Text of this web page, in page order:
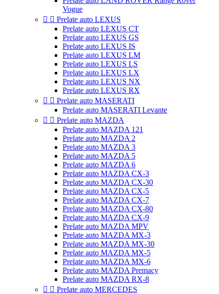
Vogue
  Prelate auto LEXUS
Prelate auto LEXUS CT
Prelate auto LEXUS GS
Prelate auto LEXUS IS
Prelate auto LEXUS LM
Prelate auto LEXUS LS
Prelate auto LEXUS LX
Prelate auto LEXUS NX
Prelate auto LEXUS RX
  Prelate auto MASERATI
Prelate auto MASERATI Levante
  Prelate auto MAZDA
Prelate auto MAZDA 121
Prelate auto MAZDA 2
Prelate auto MAZDA 3
Prelate auto MAZDA 5
Prelate auto MAZDA 6
Prelate auto MAZDA CX-3
Prelate auto MAZDA CX-30
Prelate auto MAZDA CX-5
Prelate auto MAZDA CX-7
Prelate auto MAZDA CX-80
Prelate auto MAZDA CX-9
Prelate auto MAZDA MPV
Prelate auto MAZDA MX-3
Prelate auto MAZDA MX-30
Prelate auto MAZDA MX-5
Prelate auto MAZDA MX-6
Prelate auto MAZDA Premacy
Prelate auto MAZDA RX-8
  Prelate auto MERCEDES